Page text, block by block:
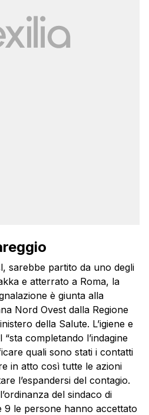
sarebbe partito da uno degli
e atterrato a Roma, la
è giunta alla
Nord Ovest dalla Regione
della Salute. L’igiene e
completando l’indagine
quali sono stati i contatti
in atto così tutte le azioni
l’espandersi del contagio.
del sindaco di
9 le persone hanno accettato